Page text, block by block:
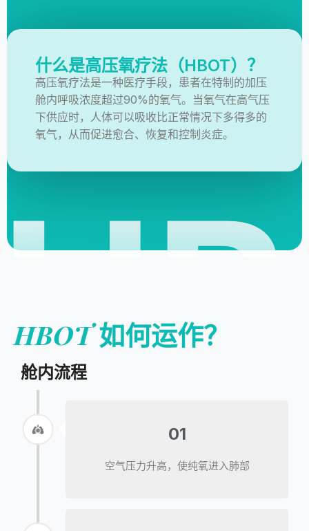
什么是高压氧疗法（HBOT）？
高压氧疗法是一种医疗手段，患者在特制的加压
舱内呼吸浓度超过90%的氧气。当氧气在高气压
下供应时，人体可以吸收比正常情况下多得多的
氧气，从而促进愈合、恢复和控制炎症。
HBOT如何运作？
舱内流程
01
空气压力升高，使纯氧进入肺部